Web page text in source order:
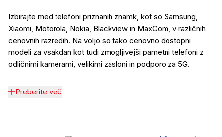
Izbirajte med telefoni priznanih znamk, kot so Samsung,
Xiaomi, Motorola, Nokia, Blackview in MaxCom, v različnih
cenovnih razredih. Na voljo so tako cenovno dostopni
modeli za vsakdan kot tudi zmogljivejši pametni telefoni z
odličnimi kamerami, velikimi zasloni in podporo za 5G.
Preberite več